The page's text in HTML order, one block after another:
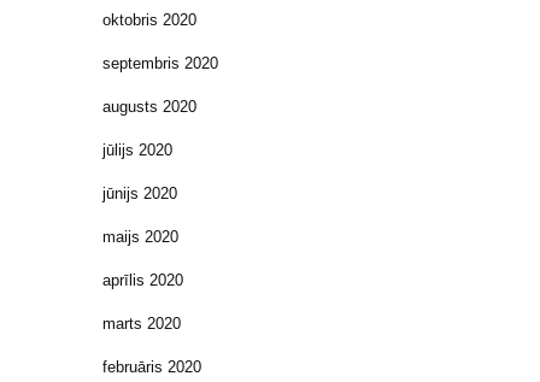
oktobris 2020
septembris 2020
augusts 2020
jūlijs 2020
jūnijs 2020
maijs 2020
aprīlis 2020
marts 2020
februāris 2020